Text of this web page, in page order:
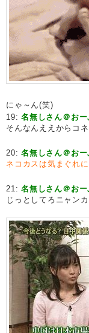
にゃ～ん(笑)
19:名無しさん＠おー
そんなんええからコ
20:名無しさん＠おー
ネコカスは気まぐれ
21:名無しさん＠おー
じっとしてろニャン